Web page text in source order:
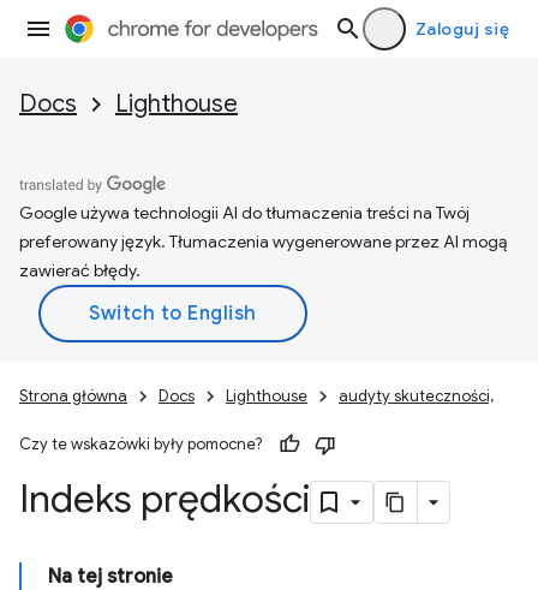
Zaloguj się
Docs Lighthouse
Google używa technologii AI do tłumaczenia treści na Twój
preferowany język. Tłumaczenia wygenerowane przez AI mogą
zawierać błędy.
Strona główna Docs Lighthouse audyty skuteczności,
Czy te wskazówki były pomocne?
Indeks prędkości
Na tej stronie